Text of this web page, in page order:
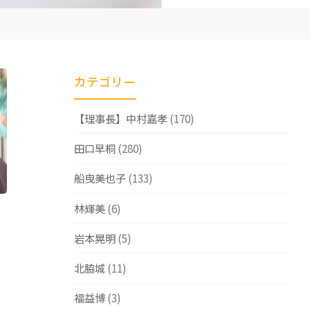
カテゴリー
【理事長】中村嘉孝(170)
田口早桐(280)
船曳美也子(133)
林輝美(6)
岩本晃明(5)
北脇城 (11)
福益博(3)